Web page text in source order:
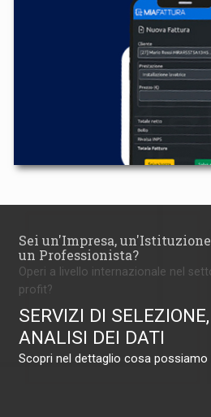
Sei un'Impresa,
un Professionista?
Operi a livello internazionale nel
profit?
SERVIZI DI
ANALISI DEI DATI
Scopri nel dettaglio cosa possiamo